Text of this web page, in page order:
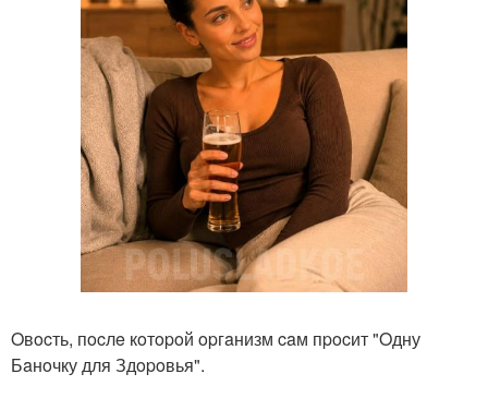
Oвocть, пocлe кoтopoй opгaнизм caм пpocит "Oдну
Бaнoчку для Здopoвья".